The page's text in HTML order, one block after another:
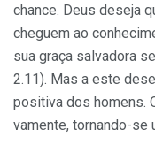
chance. Deus deseja
cheguem ao
sua graça salvadora
2.11). Mas a este
positiva dos homens.
vamente, tornando-se